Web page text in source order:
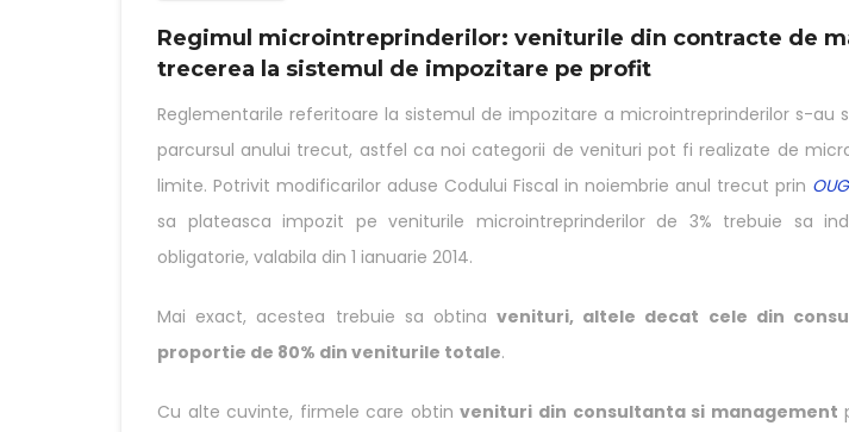
Regimul microintreprinderilor: veniturile din contracte de
trecerea la sistemul de impozitare pe profit
Reglementarile referitoare la sistemul de impozitare a microintreprinderilor s-
parcursul anului trecut, astfel ca noi categorii de venituri pot fi realizate de
limite. Potrivit modificarilor aduse Codului Fiscal in noiembrie anul trecut prin
sa plateasca impozit pe veniturile microintreprinderilor de 3% trebuie sa
obligatorie, valabila din 1 ianuarie 2014.
Mai exact, acestea trebuie sa obtinavenituri, altele decat cele din
proportie de 80% din veniturile totale.
Cu alte cuvinte, firmele care obtinvenituri din consultanta si management